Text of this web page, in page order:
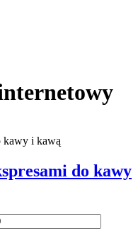
do kawy